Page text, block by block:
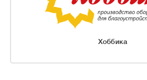
Хоббика